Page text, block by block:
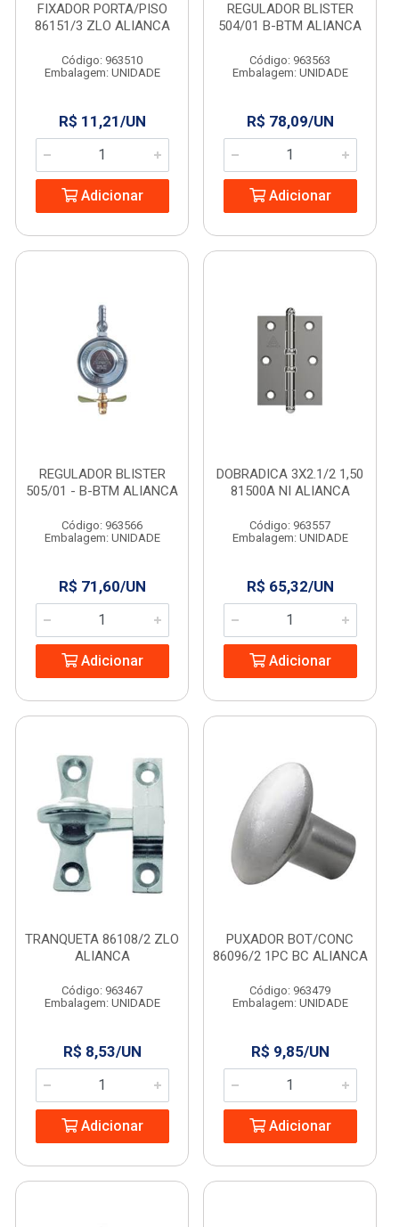
FIXADOR PORTA/PISO
86151/3 ZLO ALIANCA
Código: 963510
Embalagem: UNIDADE
R$ 11,21/UN
Adicionar
REGULADOR BLISTER
504/01 B-BTM ALIANCA
Código: 963563
Embalagem: UNIDADE
R$ 78,09/UN
Adicionar
REGULADOR BLISTER
505/01 - B-BTM ALIANCA
Código: 963566
Embalagem: UNIDADE
R$ 71,60/UN
Adicionar
DOBRADICA 3X2.1/2 1,50
81500A NI ALIANCA
Código: 963557
Embalagem: UNIDADE
R$ 65,32/UN
Adicionar
TRANQUETA 86108/2 ZLO
ALIANCA
Código: 963467
Embalagem: UNIDADE
R$ 8,53/UN
Adicionar
PUXADOR BOT/CONC
86096/2 1PC BC ALIANCA
Código: 963479
Embalagem: UNIDADE
R$ 9,85/UN
Adicionar